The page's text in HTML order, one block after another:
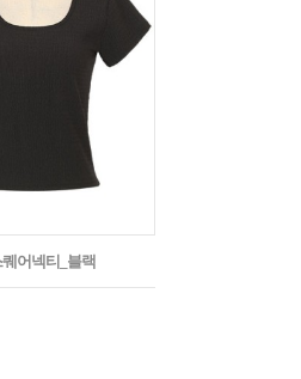
어넥티_블랙